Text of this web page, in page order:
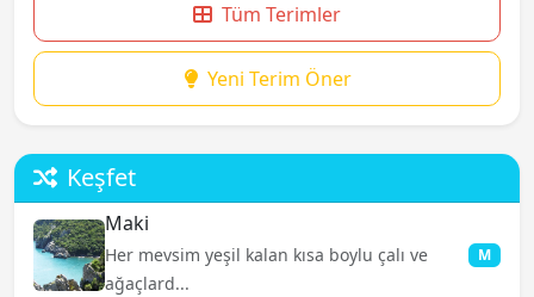
Tüm Terimler
Yeni Terim Öner
Keşfet
Maki
Her mevsim yeşil kalan kısa boylu çalı ve
ağaçlard...
M